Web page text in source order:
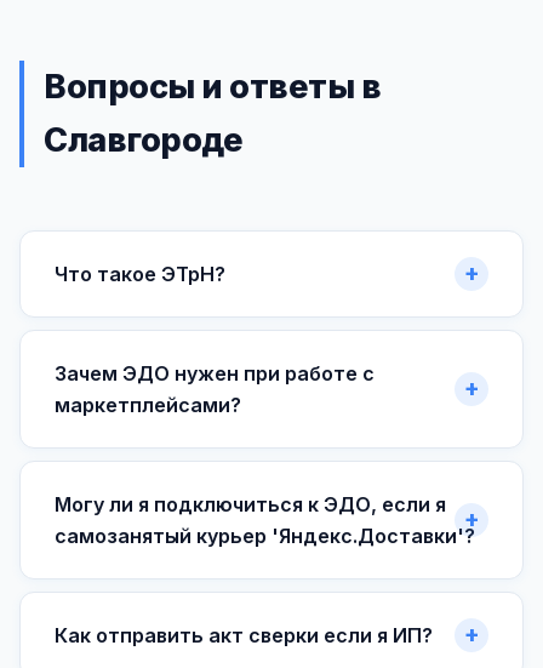
Вопросы и ответы в
Славгороде
Что такое ЭТрН?
Зачем ЭДО нужен при работе с
маркетплейсами?
Могу ли я подключиться к ЭДО, если я
самозанятый курьер 'Яндекс.Доставки'?
Как отправить акт сверки если я ИП?